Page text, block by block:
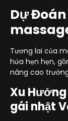
Dự
Tương lai của
hứa hẹn hẹn,
nâng cao
Xu
gái nhật